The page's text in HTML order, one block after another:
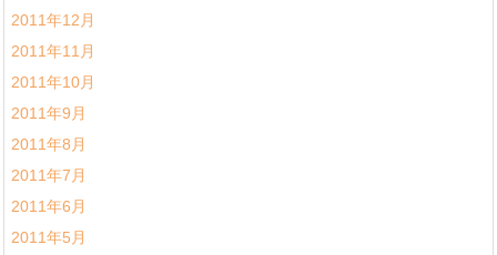
2011年12月
2011年11月
2011年10月
2011年9月
2011年8月
2011年7月
2011年6月
2011年5月